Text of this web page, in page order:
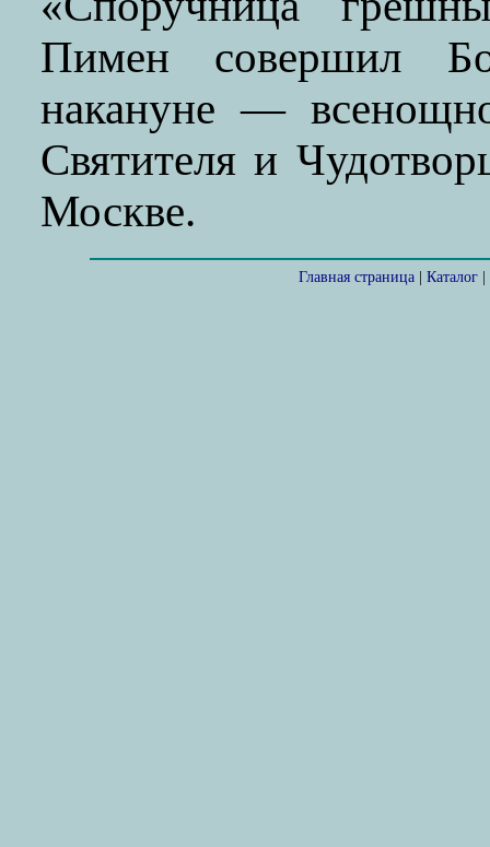
Пимен совершил
накануне —
Святителя и
Москве.
Главная страница Каталог